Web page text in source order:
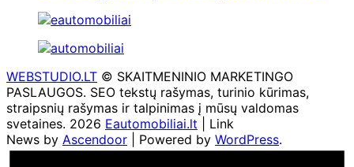
WEBSTUDIO.LT © SKAITMENINIO MARKETINGO
PASLAUGOS. SEO tekstų rašymas, turinio kūrimas,
straipsnių rašymas ir talpinimas į mūsų valdomas
svetaines. 2026 Eautomobiliai.lt | Link
News by Ascendoor | Powered by WordPress.